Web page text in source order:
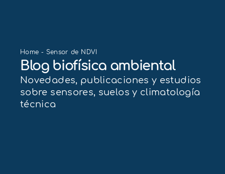
Home - Sensor de NDVI
Blog biofísica ambiental
Novedades, publicaciones y estudios
sobre sensores, suelos y climatología
técnica